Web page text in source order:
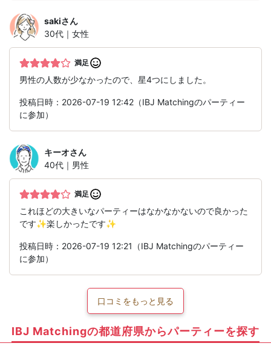
sakiさん
30代｜女性
満足
男性の人数が少なかったので、星4つにしました。
投稿日時：2026-07-19 12:42（IBJ Matchingのパーティー
に参加）
キーオさん
40代｜男性
満足
これほどの大きいなパーティーはなかなかないので良かった
です✨楽しかったです✨
投稿日時：2026-07-19 12:21（IBJ Matchingのパーティー
に参加）
口コミをもっと見る
IBJ Matchingの都道府県からパーティーを探す